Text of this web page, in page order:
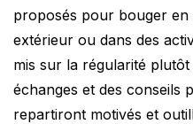
proposés pour bouger en
extérieur ou dans des
mis sur la régularité plutôt
échanges et des conseils
repartiront motivés et